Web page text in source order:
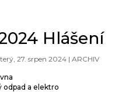
Hlášení
27. srpen 2024 | ARCHIV
odpad a elektro